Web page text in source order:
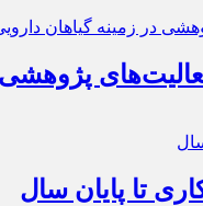
فعالیت‌های
تا پایان سال